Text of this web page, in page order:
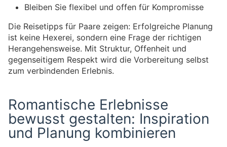
Bleiben Sie flexibel und offen für Kompromisse
Die Reisetipps für Paare zeigen: Erfolgreiche Planung
ist keine Hexerei, sondern eine Frage der richtigen
Herangehensweise. Mit Struktur, Offenheit und
gegenseitigem Respekt wird die Vorbereitung selbst
zum verbindenden Erlebnis.
Romantische Erlebnisse
bewusst gestalten: Inspiration
und Planung kombinieren